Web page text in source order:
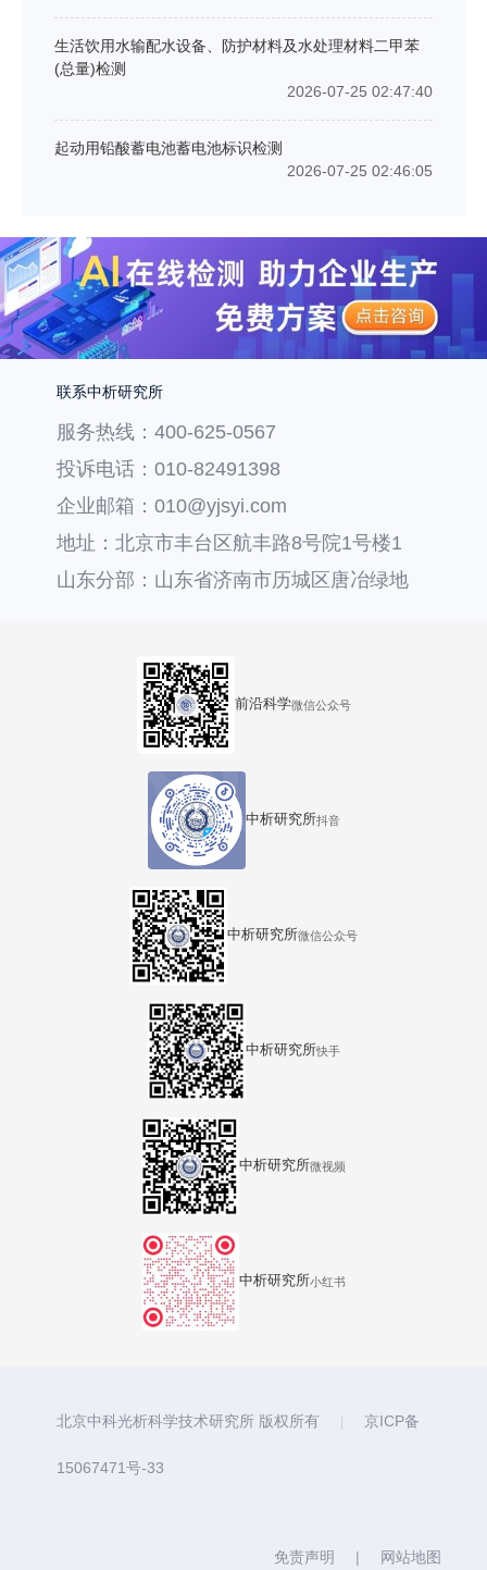
生活饮用水输配水设备、防护材料及水处理材料二甲苯
(总量)检测
2026-07-25 02:47:40
起动用铅酸蓄电池蓄电池标识检测
2026-07-25 02:46:05
联系中析研究所
服务热线：400-625-0567
投诉电话：010-82491398
企业邮箱：010@yjsyi.com
地址：北京市丰台区航丰路8号院1号楼1
层121
山东分部：山东省济南市历城区唐冶绿地
前沿科学微信公众号
中析研究所抖音
中析研究所微信公众号
中析研究所快手
中析研究所微视频
中析研究所小红书
北京中科光析科学技术研究所 版权所有 京ICP备
15067471号-33
免责声明 | 网站地图